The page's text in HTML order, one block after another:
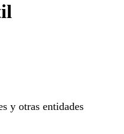
otras entidades